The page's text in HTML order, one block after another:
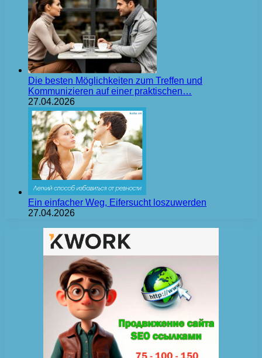
Die besten Möglichkeiten zum Treffen und
Kommunizieren auf einer praktischen…
27.04.2026
Ein einfacher Weg, Eifersucht loszuwerden
27.04.2026